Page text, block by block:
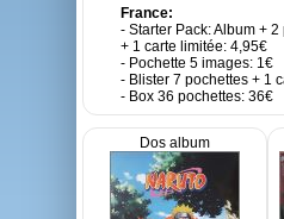
France:
- Starter Pack: Album +
+ 1 carte limitée: 4,95€
- Pochette 5 images: 1€
- Blister 7 pochettes + 1
- Box 36 pochettes: 36€
Dos album